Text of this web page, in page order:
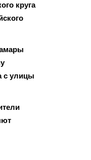
круга
с улицы